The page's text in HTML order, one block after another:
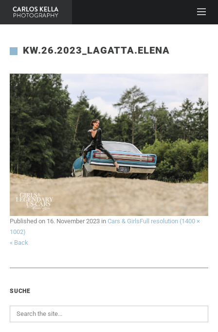
KW.26.2023_LAGATTA.ELENA
Published on 16. November 2023 in Cars & GirlsFull resolution (1400 ×
1002)
« Back
SUCHE